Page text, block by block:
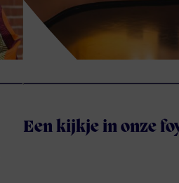
Een kijkje in onze